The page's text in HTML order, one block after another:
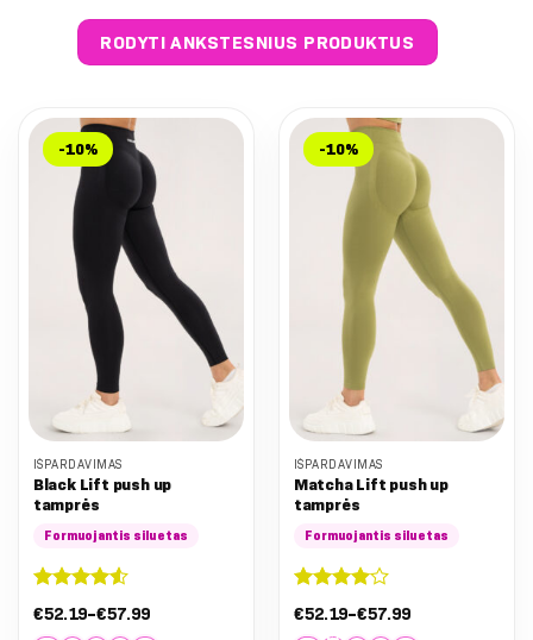
RODYTI ANKSTESNIUS PRODUKTUS
-10%
IŠPARDAVIMAS
Black Lift push up
tamprės
Formuojantis siluetas
Įvertinimas:
4.5iš 5
€52.19–€57.99
Nuo:
€52.19
-10%
IŠPARDAVIMAS
Matcha Lift push up
tamprės
Formuojantis siluetas
Įvertinimas:
4iš 5
€52.19–€57.99
Nuo:
€52.19